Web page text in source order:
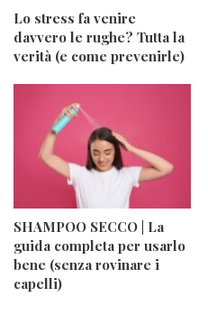
Lo stress fa venire
davvero le rughe? Tutta la
verità (e come prevenirle)
SHAMPOO SECCO | La
guida completa per usarlo
bene (senza rovinare i
capelli)